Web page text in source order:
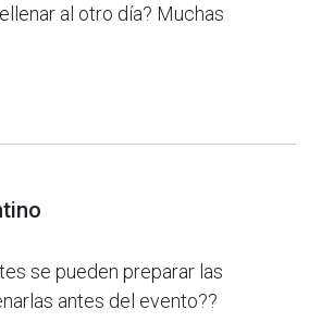
al otro día? Muchas
se pueden preparar las
antes del evento??